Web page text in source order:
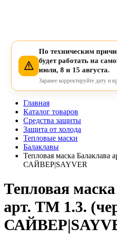
По техническим
будет работать на
июля, 8 и 15 августа.
Заранее корректируйте дату и
Главная
Каталог товаров
Средства защиты
Защита от холода
Тепловые маски
Балаклавы
Тепловая маска Балаклава
САЙВЕР|SAYVER
Тепловая
арт. ТМ 1.3.